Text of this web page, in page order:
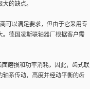
的缺点。
可以满足要求，但由于它采用专
。德国凌斯联轴器厂根据客户需
磨损和功率消耗，因此，齿式联
系传动，高度并经动平衡的齿